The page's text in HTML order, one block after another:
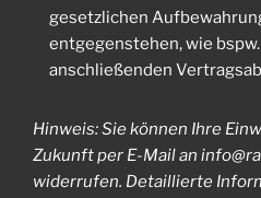
gesetzlichen
entgegenstehen, wie
anschließenden
Hinweis: Sie können Ihre
Zukunft per E-Mail an
widerrufen. Detaillierte